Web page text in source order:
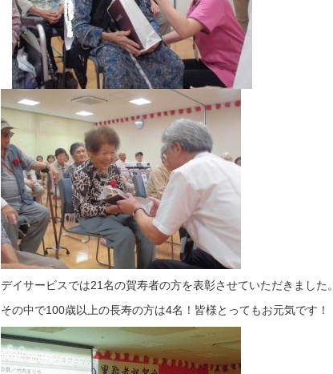
デイサービスでは21名の賀寿者の方を表彰させていただきました。
その中で100歳以上の長寿の方は4名！皆様とってもお元気です！